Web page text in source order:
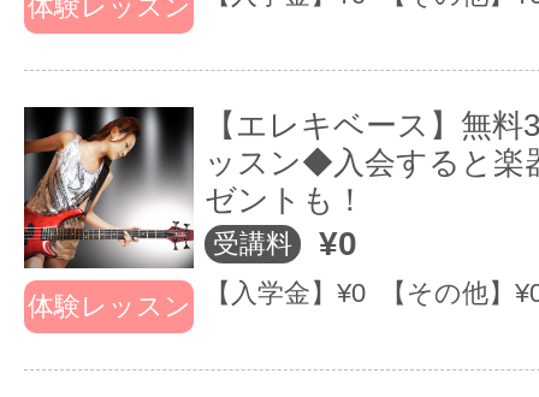
体験の時は愛想が良かったけど、
めません。音ガールではEnjoy保証
に研鑽していきます。
レッスンのクオリティ追及にこだ
体験レッスン
体験レッスン
【エレキベース】無料
ッスン◆入会すると楽
ゼントも！
受講料 ¥0
【入学金】¥0 【その他】